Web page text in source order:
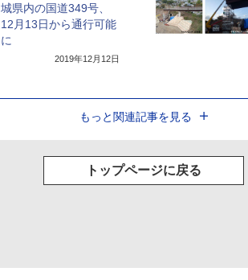
城県内の国道349号、
12月13日から通行可能
に
2019年12月12日
もっと関連記事を見る
トップページに戻る